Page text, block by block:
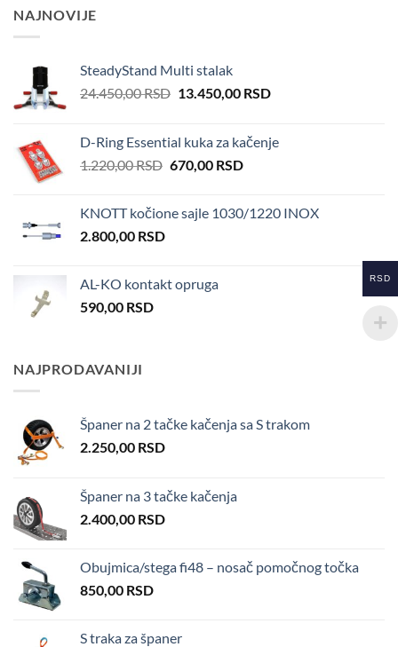
NAJNOVIJE
SteadyStand Multi stalak
24.450,00RSD Original
24.450,00 RSD.
13.450,00 RSDCurrent
13.450,00 RSD.
D-Ring Essential kuka za kačenje
1.220,00RSD Original
1.220,00 RSD.
670,00 RSDCurrent
670,00 RSD.
KNOTT kočione sajle 1030/1220 INOX
2.800,00 RSD
AL-KO kontakt opruga
590,00 RSD
NAJPRODAVANIJI
Španer na 2 tačke kačenja sa S trakom
2.250,00 RSD
Španer na 3 tačke kačenja
2.400,00 RSD
Obujmica/stega fi48 – nosač pomočnog točka
850,00 RSD
S traka za španer
RSD